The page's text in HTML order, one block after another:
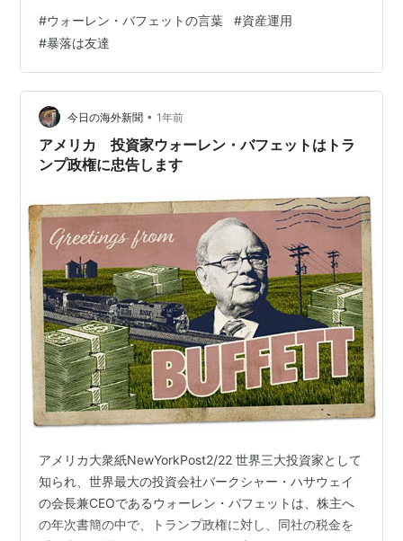
つつあります。しかし、この一時的な平穏に安堵してい
るだけでは、次のステップに進むことはできません。 今
回の関税ショックは、私たちに改めて投資の基本な原則
を思い起こさせる良い機会となりました。そこで今回
は、投資の神様、ウォーレン・バフェットが語る「株価
暴落は投資家の友達だ」という言葉をさらに深…
#ウォーレン・バフェットの言葉 #資産運用
#暴落は友達
今日の海外新聞 • 1年前
アメリカ 投資家ウォーレン・バフェットはトラ
ンプ政権に忠告します
アメリカ大衆紙NewYorkPost2/22 世界三大投資家として
知られ、世界最大の投資会社バークシャー・ハサウェイ
の会長兼CEOであるウォーレン・バフェットは、株主へ
の年次書簡の中で、トランプ政権に対し、同社の税金を